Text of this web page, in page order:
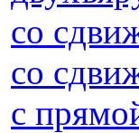
со
со
с